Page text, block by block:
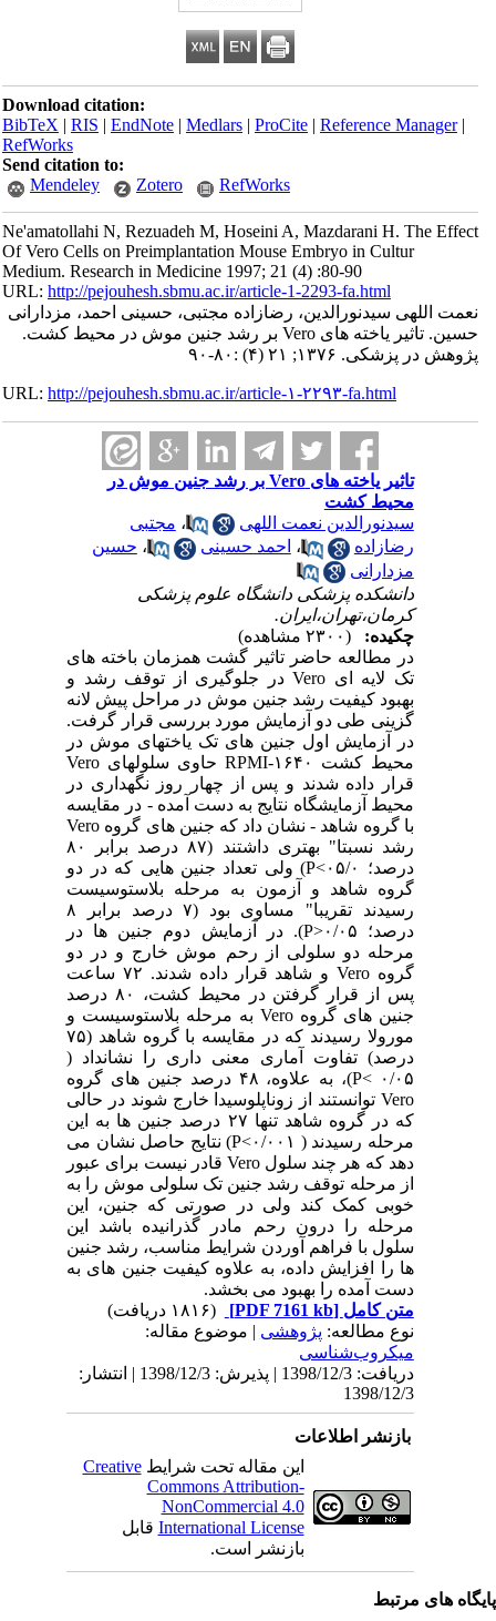
Download citation:
BibTeX|RIS|EndNote|Medlars|ProCite|Reference Manager
RefWorks
Send citation to:
Mendeley
Zotero RefWorks
Ne'amatollahi N, Rezuadeh M, Hoseini A, Mazdarani H. The Effect
Of Vero Cells on Preimplantation Mouse Embryo in Cultur
Medium. Research in Medicine 1997; 21 (4) :80-90
URL:http://pejouhesh.sbmu.ac.ir/article-1-2293-fa.html
نعمت اللهی سیدنورالدین، رضازاده مجتبی، حسینی احمد، مزدارانی
حسین. تاثیر یاخته های Vero بر رشد جنین موش در محیط کشت.
پژوهش در پزشکی. ۱۳۷۶; ۲۱ (۴) :۸۰-۹۰
URL:http://pejouhesh.sbmu.ac.ir/article-۱-۲۲۹۳-fa.html
تاثیر یاخته های Vero بر رشد جنین موش در
محیط کشت
سیدنورالدین نعمت اللهی
،مجتبی
رضازاده
،احمد حسینی ،حسین
مزدارانی
دانشکده پزشکی دانشگاه علوم پزشکی
کرمان،تهران،ایران.
چکیده:
در مطالعه حاضر تاثیر گشت همزمان باخته های
تک لایه ایVeroدر جلوگیری از توقف رشد و
بهبود کیفیت رشد جنین موش در مراحل پیش لانه
گزینی طی دو آزمایش مورد بررسی قرار گرفت.
در آزمایش اول جنین های تک یاختهای موش در
محیط کشت ۱۶۴۰-
RPMIحاوی سلولهایVero
قرار داده شدند و پس از چهار روز نگهداری در
محیط آزمایشگاه نتایج به دست آمده - در مقایسه
با گروه شاهد - نشان داد که جنین های گروهVero
رشد نسبتا" بهتری داشتند (۸۷ درصد برابر ۸۰
درصد؛ ۰۵/۰>
P) ولی تعداد جنین هایی که در دو
گروه شاهد و آزمون به مرحله بلاستوسیست
درصد؛ ۰/۰۵<
P). در آزمایش دوم جنین ها در
مرحله دو سلولی از رحم موش خارج و در دو
گروهVero
و شاهد قرار داده شدند. ۷۲ ساعت
پس از قرار گرفتن در محیط کشت، ۸۰ درصد
جنین های گروهVeroبه مرحله بلاستوسیست و
مورولا رسیدند که در مقایسه با گروه شاهد (۷۵
درصد) تفاوت آماری معنی داری را نشانداد (
۰/۰۵ >
P)، به علاوه، ۴۸ درصد جنین های گروه
Veroتوانستند از زوناپلوسیدا خارج شوند در حالی
که در گروه شاهد تنها ۲۷ درصد جنین ها به این
مرحله رسیدند ( ۰/۰۰۱>
P) نتایج حاصل نشان می
دهد که هر چند سلول Veroقادر نیست برای عبور
از مرحله توقف رشد جنین تک سلولی موش را به
خوبی کمک کند ولی در صورتی که جنین، این
مرحله را درون رحم مادر گذرانیده باشد این
سلول با فراهم آوردن شرایط مناسب، رشد جنین
ها را افزایش داده، به علاوه کیفیت جنین های به
دست آمده را بهبود می بخشد.
متن کامل[PDF 7161 kb]
نوع مطالعه:پژوهشی| موضوع مقاله:
میکروب‌شناسی
دریافت: 1398/12/3 | پذیرش: 1398/12/3 | انتشار:
1398/12/3
بازنشر اطلاعات
این مقاله تحت شرایطCreative
Commons Attribution-
NonCommercial 4.0
International Licenseقابل
بازنشر است.
های مرتبط